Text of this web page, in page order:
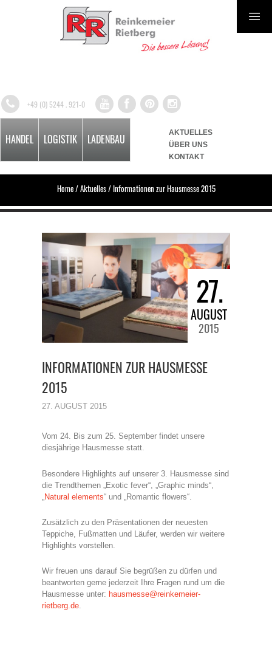
+49 (0) 5244 . 921-0
HANDEL LOGISTIK LADENBAU
AKTUELLES
ÜBER UNS
KONTAKT
Home/Aktuelles/Informationen zur Hausmesse 2015
27.
AUGUST
2015
INFORMATIONEN ZUR HAUSMESSE
2015
27. AUGUST 2015
Vom 24. Bis zum 25. September findet unsere
diesjährige Hausmesse statt.
Besondere Highlights auf unserer 3. Hausmesse sind
die Trendthemen „Exotic fever“, „Graphic minds“,
Natural elements“ und „Romantic flowers“.
Zusätzlich zu den Präsentationen der neuesten
Teppiche, Fußmatten und Läufer, werden wir weitere
Highlights vorstellen.
Wir freuen uns darauf Sie begrüßen zu dürfen und
beantworten gerne jederzeit Ihre Fragen rund um die
Hausmesse unter: hausmesse@reinkemeier-
rietberg.de.